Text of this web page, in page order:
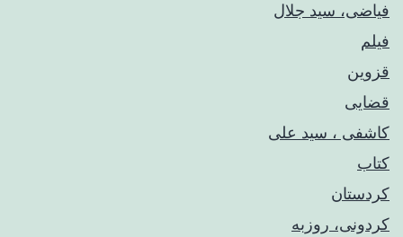
فیاضی، سید جلال
فیلم
قزوین
قضایی
کاشفی ، سید علی
کتاب
کردستان
کردونی، روزبه